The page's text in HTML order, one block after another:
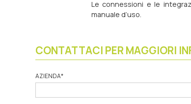
Le connessioni e le
manuale d’uso.
CONTATTACI PER MAGGIORI
AZIENDA*